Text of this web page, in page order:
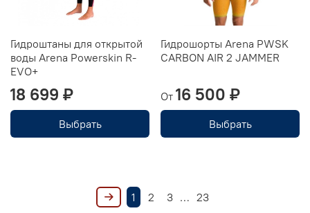
Гидроштаны для открытой
воды Arena Powerskin R-
EVO+
18 699 ₽
Выбрать
Гидрошорты Arena PWSK
CARBON AIR 2 JAMMER
От 16 500 ₽
Выбрать
1 2 3 … 23